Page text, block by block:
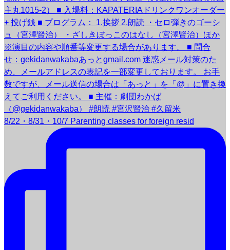
8/22・8/31・10/7 Parenting classes for foreign resid